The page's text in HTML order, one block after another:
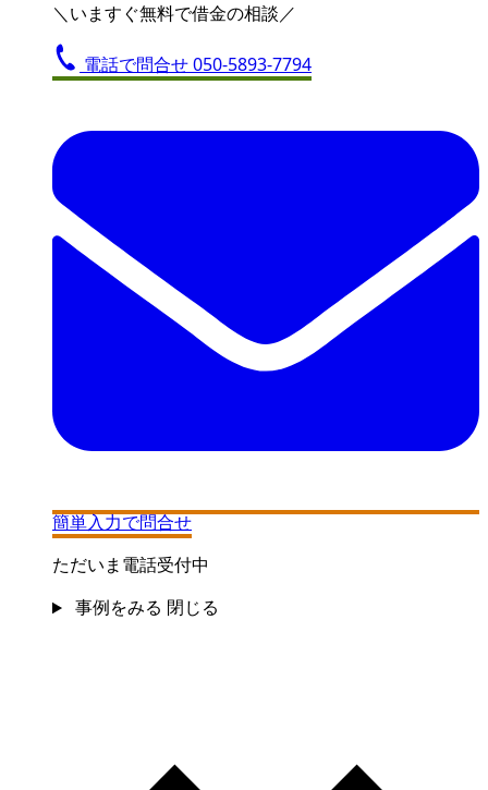
＼いますぐ無料で借金の相談／
電話で問合せ050-5893-7794
簡単入力で問合せ
ただいま電話受付中
事例をみる 閉じる